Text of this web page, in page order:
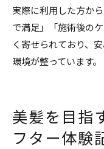
実際に利用した方か
で満足」「施術後の
く寄せられており、
環境が整っています。
美髪を目指
フター体験